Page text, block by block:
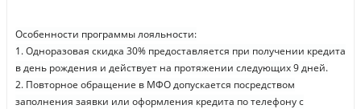
Особенности программы лояльности:
1. Одноразовая скидка 30% предоставляется при получении кредита
в день рождения и действует на протяжении следующих 9 дней.
2. Повторное обращение в МФО допускается посредством
заполнения заявки или оформления кредита по телефону с